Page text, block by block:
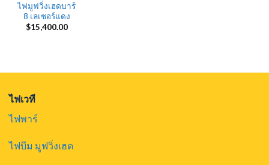
ไฟมูฟวิ่งเฮดบาร์
8 เลเซอร์แดง
$15,400.00
ไฟเวที
ไฟพาร์
ไฟบีม มูฟวิ่งเฮด